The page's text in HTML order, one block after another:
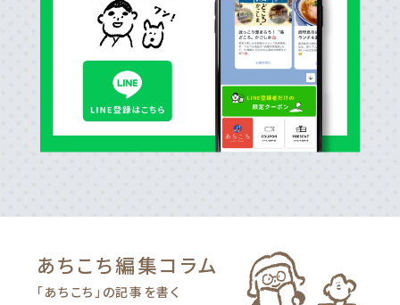
あちこち編集コラム
「あちこち」の記事を書く